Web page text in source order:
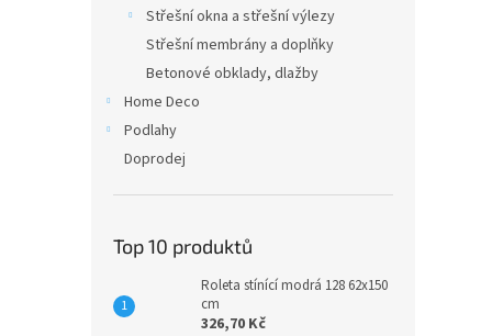
Střešní okna a střešní výlezy
Střešní membrány a doplňky
Betonové obklady, dlažby
Home Deco
Podlahy
Doprodej
Top 10 produktů
Roleta stínící modrá 128 62x150
cm
326,70 Kč